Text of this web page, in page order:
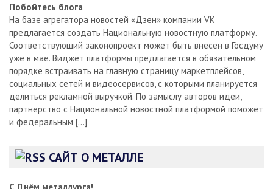
Побойтесь блога
На базе агрегатора новостей «Дзен» компании VK
предлагается создать Национальную новостную платформу.
Соответствующий законопроект может быть внесен в Госдуму
уже в мае. Виджет платформы предлагается в обязательном
порядке встраивать на главную страницу маркетплейсов,
социальных сетей и видеосервисов, с которыми планируется
делиться рекламной выручкой. По замыслу авторов идеи,
партнерство с Национальной новостной платформой поможет
и федеральным […]
САЙТ О МЕТАЛЛЕ